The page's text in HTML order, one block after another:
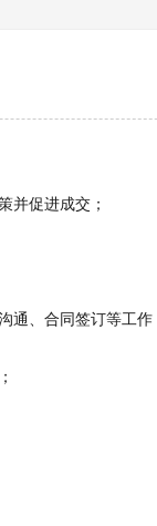
并促进成交；
通、合同签订等工作